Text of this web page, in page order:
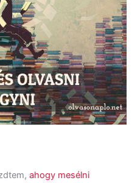
ahogy mesélni